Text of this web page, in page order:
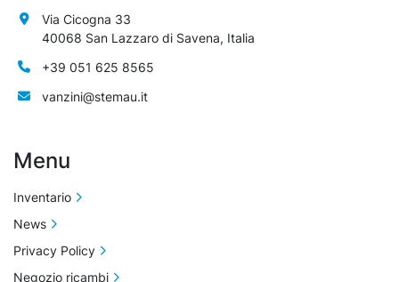
Via Cicogna 33
40068 San Lazzaro di Savena, Italia
+39 051 625 8565
vanzini@stemau.it
Menu
Inventario
News
Privacy Policy
Negozio ricambi